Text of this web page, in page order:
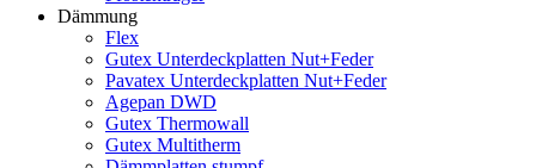
Dämmung
Flex
Gutex Unterdeckplatten Nut+Feder
Pavatex Unterdeckplatten Nut+Feder
Agepan DWD
Gutex Thermowall
Gutex Multitherm